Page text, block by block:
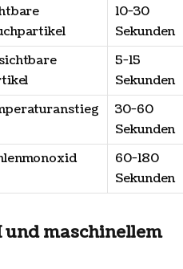
10-30
Sekunden
5-15
Sekunden
30-60
Sekunden
60-180
Sekunden
maschinellem